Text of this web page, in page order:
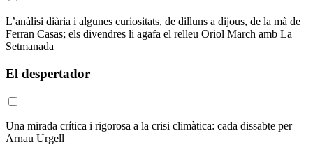
L’anàlisi diària i algunes curiositats, de dilluns a dijous, de la mà de
Ferran Casas; els divendres li agafa el relleu Oriol March amb La
Setmanada
El despertador
Una mirada crítica i rigorosa a la crisi climàtica: cada dissabte per
Arnau Urgell